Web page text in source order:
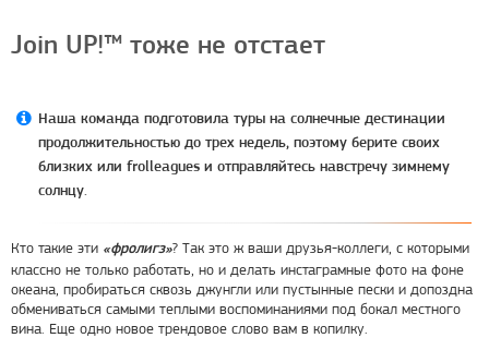
Join UP!™ тоже не отстает
Наша команда подготовила туры на солнечные дестинации
продолжительностью до трех недель, поэтому берите своих
близких или frolleagues и отправляйтесь навстречу зимнему
солнцу.
Кто такие эти «фролигз»? Так это ж ваши друзья-коллеги, с которыми
классно не только работать, но и делать инстаграмные фото на фоне
океана, пробираться сквозь джунгли или пустынные пески и допоздна
обмениваться самыми теплыми воспоминаниями под бокал местного
вина. Еще одно новое трендовое слово вам в копилку.